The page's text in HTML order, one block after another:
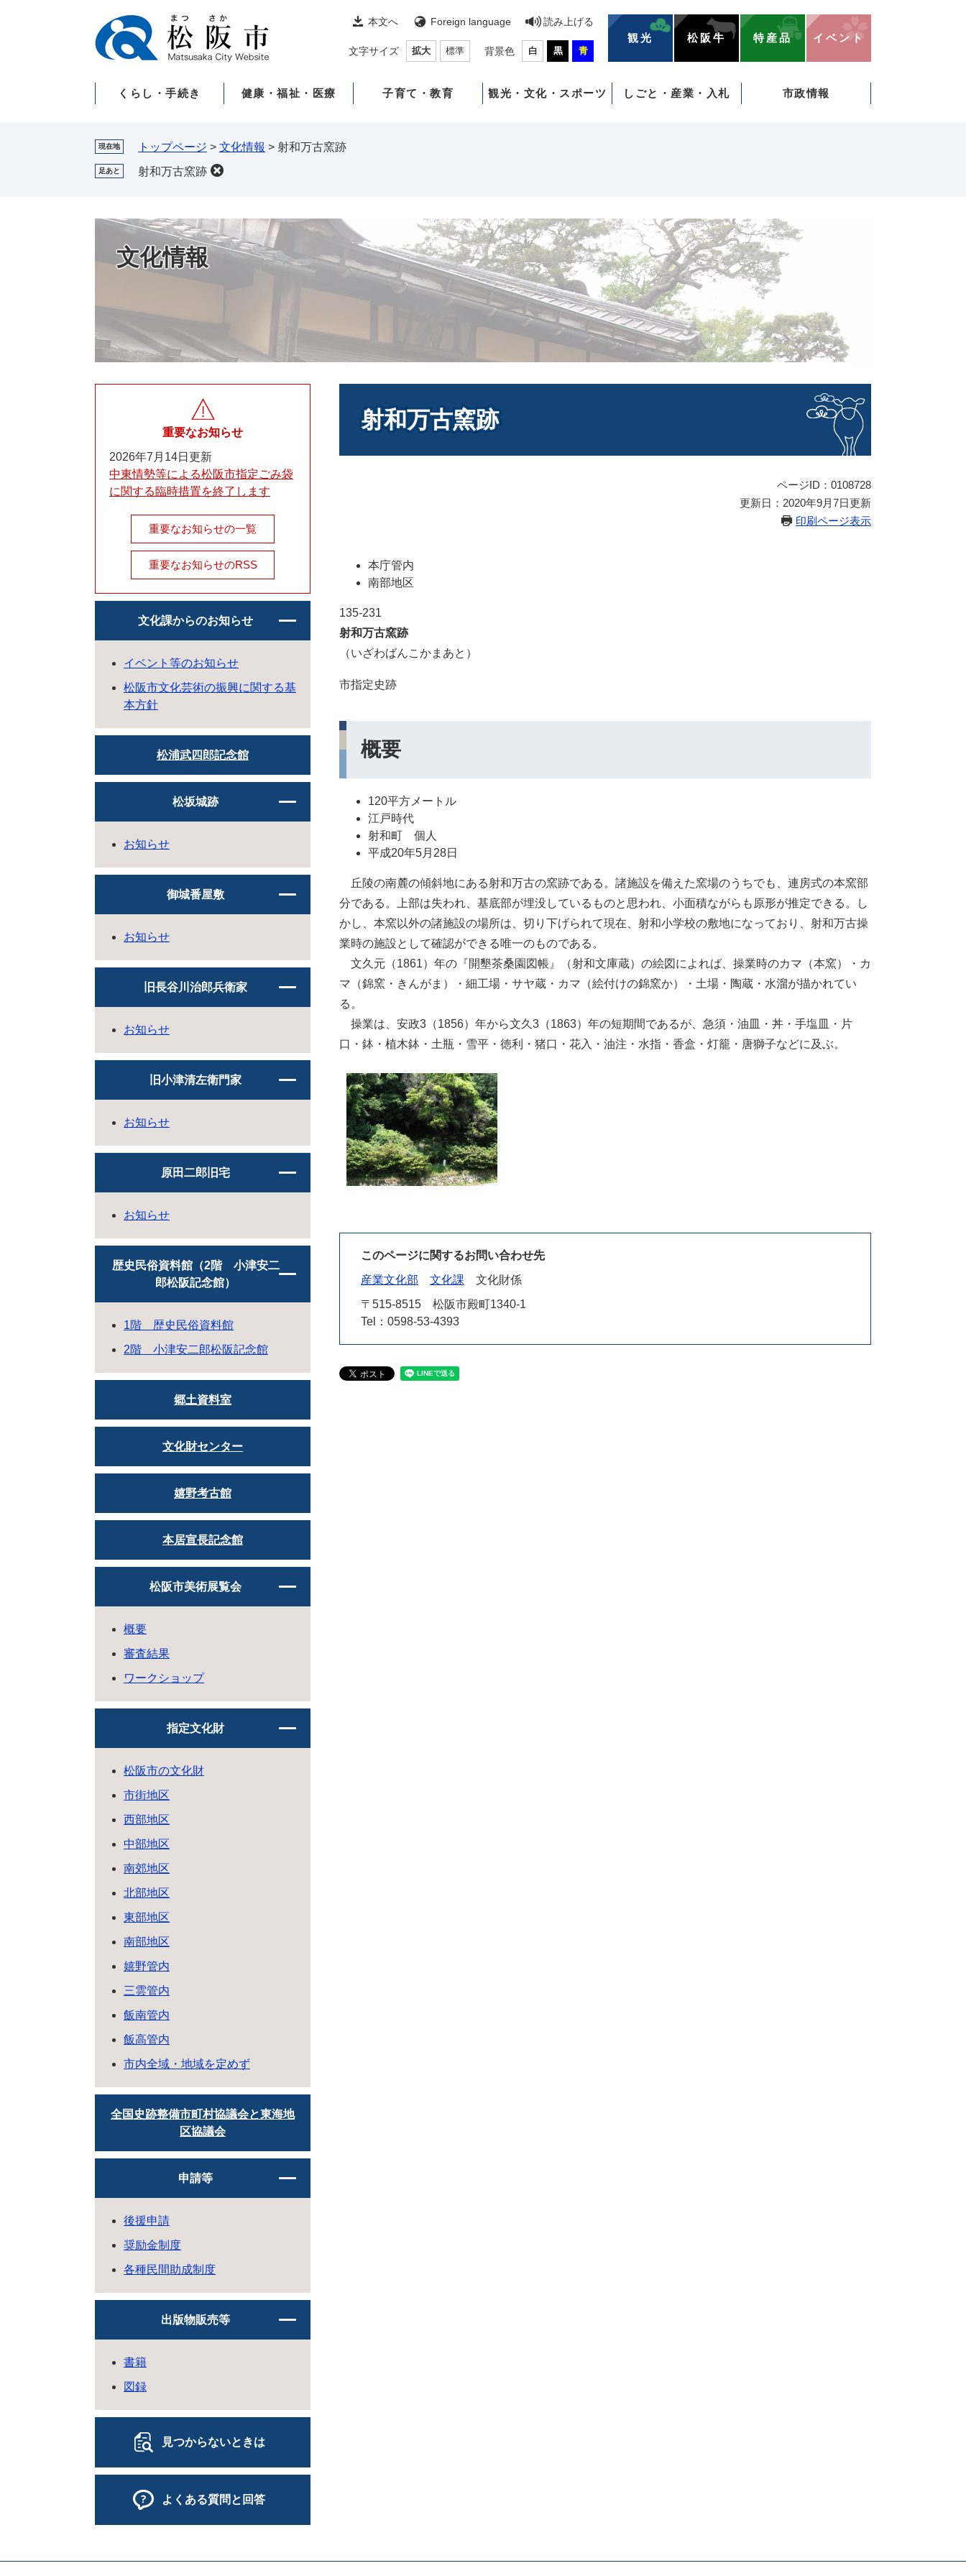
本文へ Foreign language 読み上げる
文字サイズ 拡大 標準 背景色 白 黒 青
観光 松阪牛 特産品 イベント
くらし・手続き 健康・福祉・医療 子育て・教育 観光・文化・スポーツ しごと・産業・入札 市政情報
現在地 トップページ > 文化情報 > 射和万古窯跡
足あと 射和万古窯跡
文化情報
射和万古窯跡
ページID：0108728
更新日：2020年9月7日更新
印刷ページ表示
本庁管内
南部地区
135-231
射和万古窯跡
（いざわばんこかまあと）
市指定史跡
概要
120平方メートル
江戸時代
射和町 個人
平成20年5月28日
丘陵の南麓の傾斜地にある射和万古の窯跡である。諸施設を備えた窯場のうちでも、連房式の本窯部
分である。上部は失われ、基底部が埋没しているものと思われ、小面積ながらも原形が推定できる。し
かし、本窯以外の諸施設の場所は、切り下げられて現在、射和小学校の敷地になっており、射和万古操
業時の施設として確認ができる唯一のものである。
文久元（1861）年の『開墾茶桑園図帳』（射和文庫蔵）の絵図によれば、操業時のカマ（本窯）・カ
マ（錦窯・きんがま）・細工場・サヤ蔵・カマ（絵付けの錦窯か）・土場・陶蔵・水溜が描かれてい
る。
操業は、安政3（1856）年から文久3（1863）年の短期間であるが、急須・油皿・丼・手塩皿・片
口・鉢・植木鉢・土瓶・雪平・徳利・猪口・花入・油注・水指・香盒・灯籠・唐獅子などに及ぶ。
このページに関するお問い合わせ先
産業文化部
文化課
文化財係
〒515-8515
松阪市殿町1340-1
Tel：0598-53-4393
重要なお知らせ
2026年7月14日更新
中東情勢等による松阪市指定ごみ袋
に関する臨時措置を終了します
重要なお知らせの一覧
重要なお知らせのRSS
文化課からのお知らせ
イベント等のお知らせ
松阪市文化芸術の振興に関する基
本方針
松浦武四郎記念館
松坂城跡
お知らせ
御城番屋敷
お知らせ
旧長谷川治郎兵衛家
お知らせ
旧小津清左衛門家
お知らせ
原田二郎旧宅
お知らせ
歴史民俗資料館（2階 小津安二
郎松阪記念館）
1階 歴史民俗資料館
2階 小津安二郎松阪記念館
郷土資料室
文化財センター
嬉野考古館
本居宣長記念館
松阪市美術展覧会
概要
審査結果
ワークショップ
指定文化財
松阪市の文化財
市街地区
西部地区
中部地区
南郊地区
北部地区
東部地区
南部地区
嬉野管内
三雲管内
飯南管内
飯高管内
市内全域・地域を定めず
全国史跡整備市町村協議会と東海地
区協議会
申請等
後援申請
奨励金制度
各種民間助成制度
出版物販売等
書籍
図録
見つからないときは
よくある質問と回答